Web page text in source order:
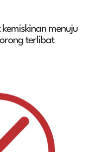
menuju
terlibat